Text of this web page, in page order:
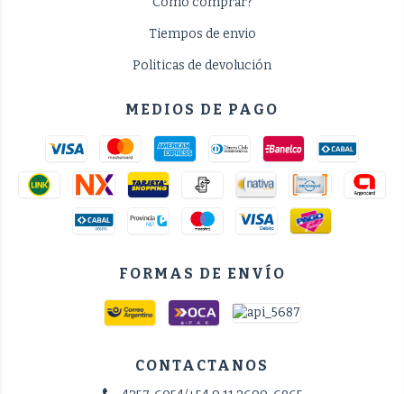
Tiempos de envio
Politicas de devolución
MEDIOS DE PAGO
FORMAS DE ENVÍO
CONTACTANOS